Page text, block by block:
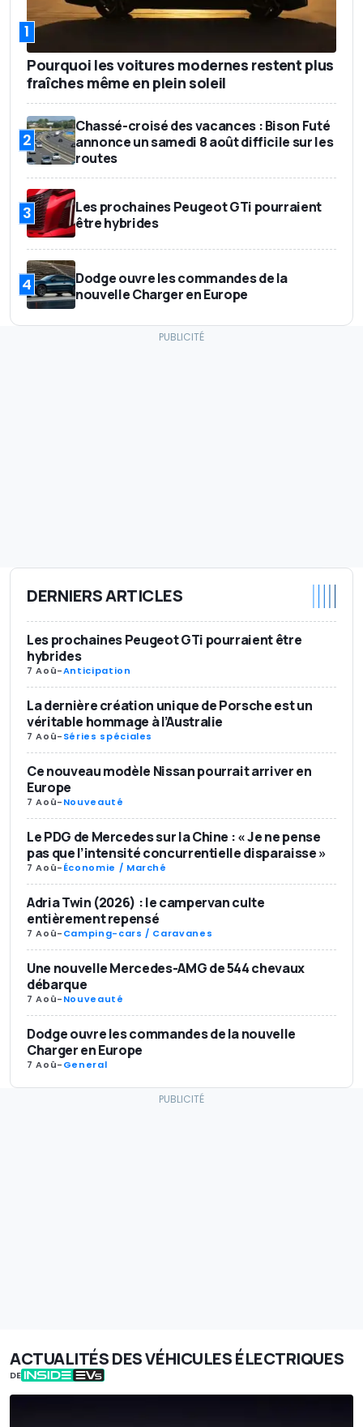
1
Pourquoi les voitures modernes restent plus
fraîches même en plein soleil
2
Chassé-croisé des vacances : Bison Futé
annonce un samedi 8 août difficile sur les
routes
3
Les prochaines Peugeot GTi pourraient
être hybrides
4
Dodge ouvre les commandes de la
nouvelle Charger en Europe
DERNIERS ARTICLES
Les prochaines Peugeot GTi pourraient être
hybrides
7 Aoû-Anticipation
La dernière création unique de Porsche est un
véritable hommage à l’Australie
7 Aoû-Séries spéciales
Ce nouveau modèle Nissan pourrait arriver en
Europe
7 Aoû-Nouveauté
Le PDG de Mercedes sur la Chine : « Je ne pense
pas que l’intensité concurrentielle disparaisse »
7 Aoû-Économie / Marché
Adria Twin (2026) : le campervan culte
entièrement repensé
7 Aoû-Camping-cars / Caravanes
Une nouvelle Mercedes-AMG de 544 chevaux
débarque
7 Aoû-Nouveauté
Dodge ouvre les commandes de la nouvelle
Charger en Europe
7 Aoû-General
ACTUALITÉS DES VÉHICULES ÉLECTRIQUES
DE